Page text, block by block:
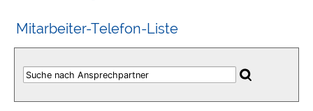
Mitarbeiter-Telefon-Liste